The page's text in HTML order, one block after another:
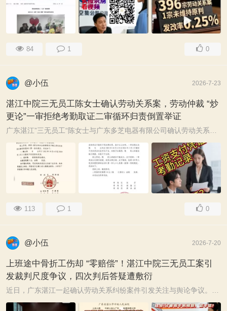
84 1 0
@小伍 2026-7-23
湛江中院三无员工陈女士确认劳动关系案，劳动仲裁 “炒
更论”一审拒绝考勤取证二审循环归责倒置举证
113 1 0
@小伍 2026-7-20
上班途中骨折工伤却 “零赔偿”！湛江中院三无员工案引
发裁判尺度争议，四次判后答疑遭敷衍